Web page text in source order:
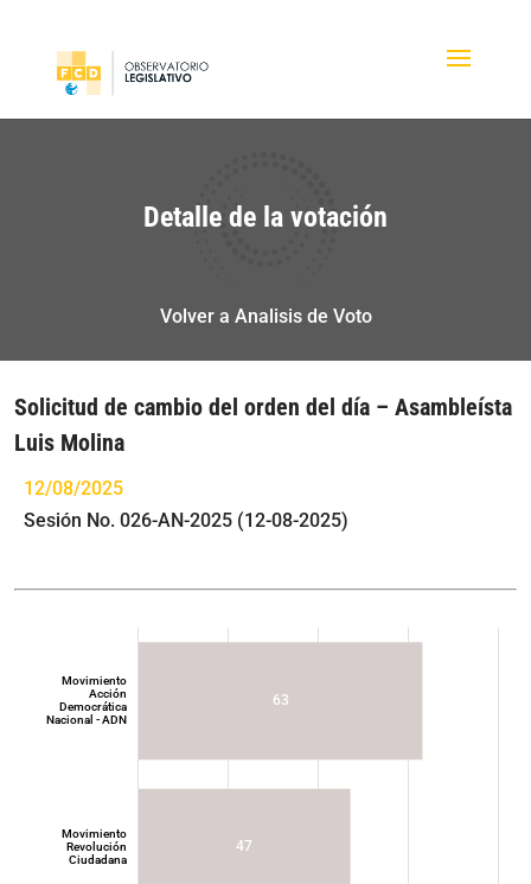
Detalle de la votación
Volver a Analisis de Voto
Solicitud de cambio del orden del día – Asambleísta
Luis Molina
12/08/2025
Sesión No. 026-AN-2025 (12-08-2025)
47
63
Movimiento
Revolución
Ciudadana
Movimiento
Acción
Democrática
Nacional - ADN